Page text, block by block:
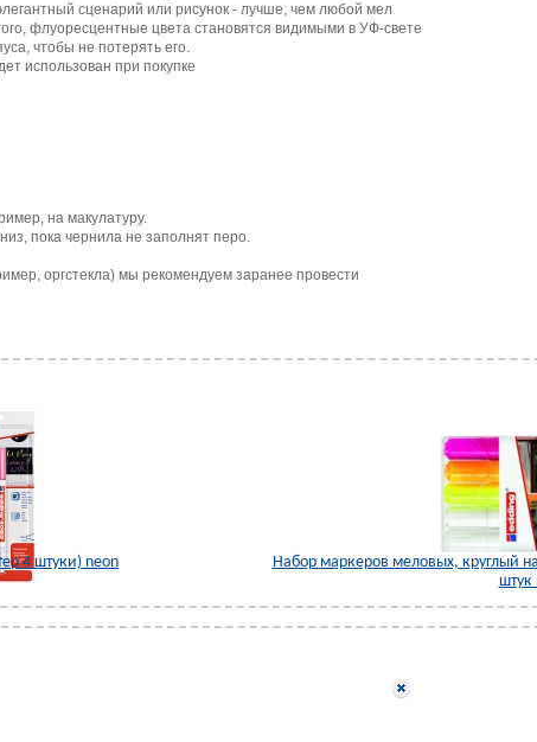
сценарий или рисунок - лучше, чем любой мел
флуоресцентные цвета становятся видимыми в УФ-свете
чтобы не потерять его.
использован при покупке
на макулатуру.
пока чернила не заполнят перо.
оргстекла) мы рекомендуем заранее провести
4 штуки) neon
Набор маркеров меловых, круглый
штук